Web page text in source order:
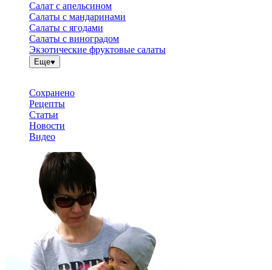
Салат с апельсином
Салаты с мандаринами
Салаты с ягодами
Салаты с виноградом
Экзотические фруктовые салаты
Еще
Сохранено
Рецепты
Статьи
Новости
Видео